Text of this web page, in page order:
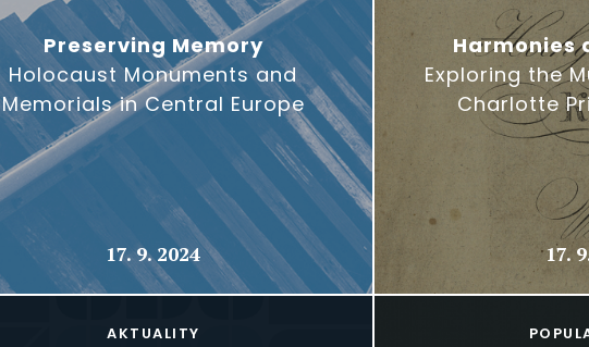
Preserving Memory
Holocaust Monuments and
Memorials in Central Europe
17. 9. 2024
Harmonies
Exploring the
Charlotte
17.
AKTUALITY